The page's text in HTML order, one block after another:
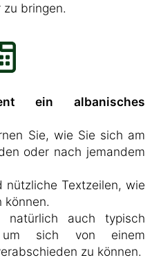
zu bringen.
ein albanisches
Sie, wie Sie sich am
oder nach jemandem
nützliche Textzeilen, wie
können.
natürlich auch typisch
um sich von einem
zu können.